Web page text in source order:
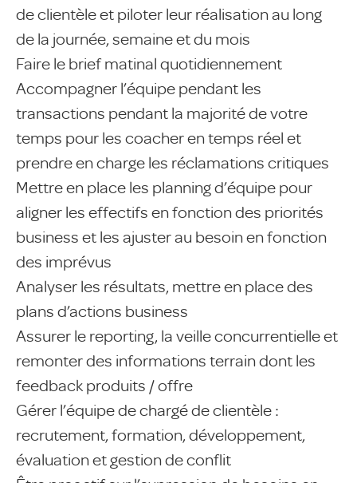
de clientèle et piloter leur réalisation au long
de la journée, semaine et du mois
Faire le brief matinal quotidiennement
Accompagner l’équipe pendant les
transactions pendant la majorité de votre
temps pour les coacher en temps réel et
prendre en charge les réclamations critiques
Mettre en place les planning d’équipe pour
aligner les effectifs en fonction des priorités
business et les ajuster au besoin en fonction
des imprévus
Analyser les résultats, mettre en place des
plans d’actions business
Assurer le reporting, la veille concurrentielle et
remonter des informations terrain dont les
feedback produits / offre
Gérer l’équipe de chargé de clientèle :
recrutement, formation, développement,
évaluation et gestion de conflit